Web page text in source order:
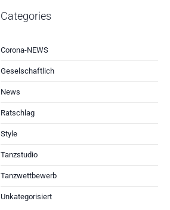
Categories
Corona-NEWS
Geselschaftlich
News
Ratschlag
Style
Tanzstudio
Tanzwettbewerb
Unkategorisiert